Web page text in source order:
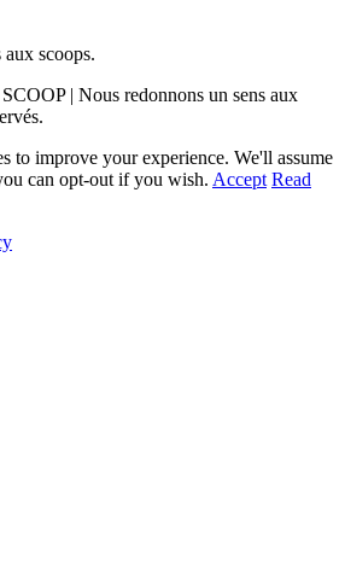
scoops.
| Nous redonnons un sens aux
to improve your experience. We'll assume
can opt-out if you wish. Accept Read